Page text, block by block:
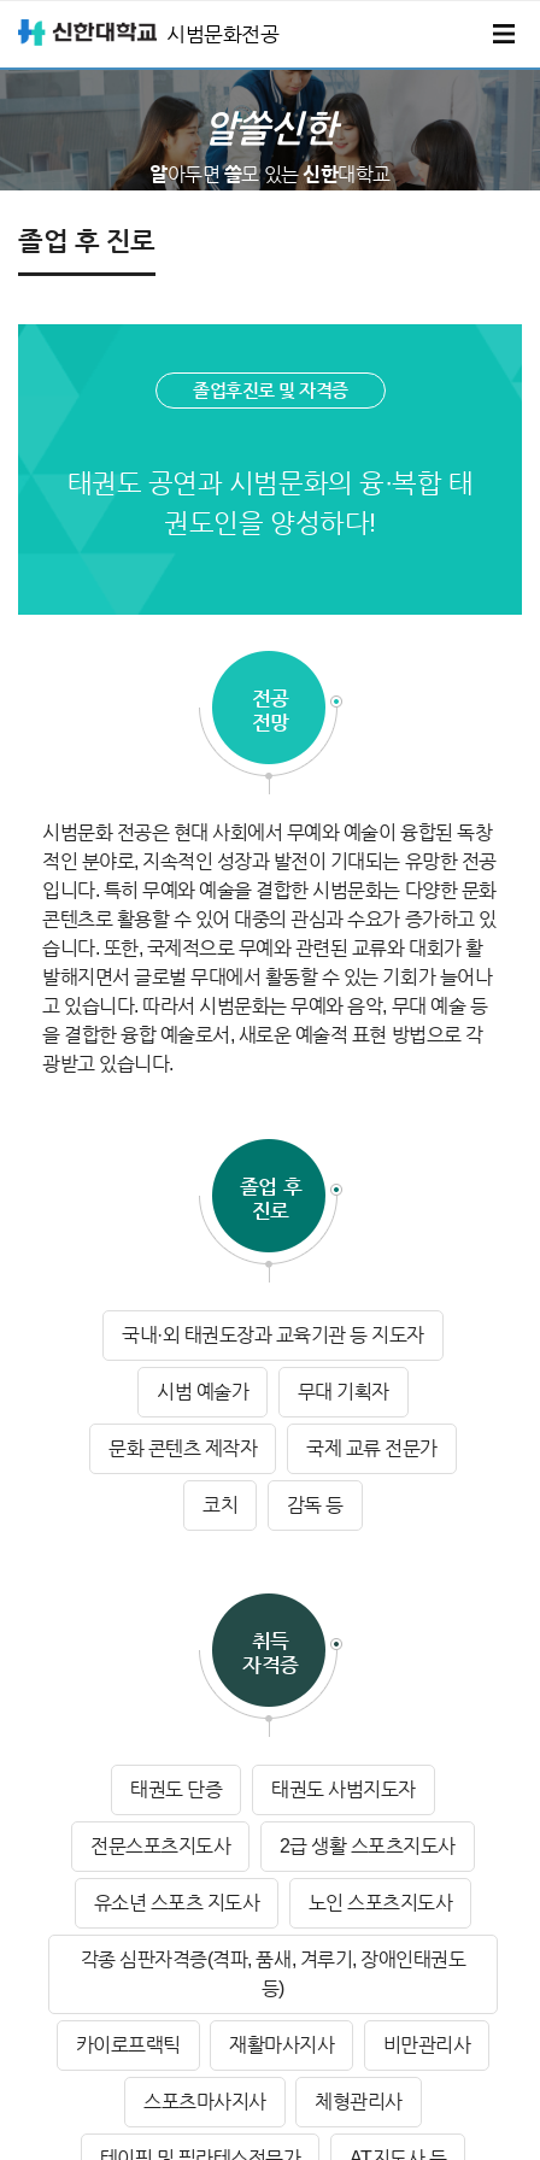
시범문화전공
알쓸신한
알아두면쓸모 있는신한대학교
졸업 후 진로
졸업후진로 및 자격증
태권도 공연과 시범문화의 융·복합 태
권도인을 양성하다!
전공
전망
시범문화 전공은 현대 사회에서 무예와 예술이 융합된 독창
적인 분야로, 지속적인 성장과 발전이 기대되는 유망한 전공
입니다. 특히 무예와 예술을 결합한 시범문화는 다양한 문화
콘텐츠로 활용할 수 있어 대중의 관심과 수요가 증가하고 있
습니다. 또한, 국제적으로 무예와 관련된 교류와 대회가 활
발해지면서 글로벌 무대에서 활동할 수 있는 기회가 늘어나
고 있습니다. 따라서 시범문화는 무예와 음악, 무대 예술 등
을 결합한 융합 예술로서, 새로운 예술적 표현 방법으로 각
광받고 있습니다.
졸업 후
진로
국내·외 태권도장과 교육기관 등 지도자
시범 예술가 무대 기획자
문화 콘텐츠 제작자 국제 교류 전문가
코치 감독 등
취득
자격증
태권도 단증 태권도 사범지도자
전문스포츠지도사 2급 생활 스포츠지도사
유소년 스포츠 지도사 노인 스포츠지도사
각종 심판자격증(격파, 품새, 겨루기, 장애인태권도
등)
카이로프랙틱 재활마사지사 비만관리사
스포츠마사지사 체형관리사